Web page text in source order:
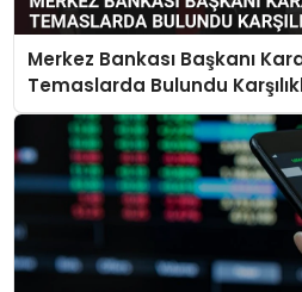
Merkez Bankası Başkanı
Temaslarda Bulundu
Açılacak